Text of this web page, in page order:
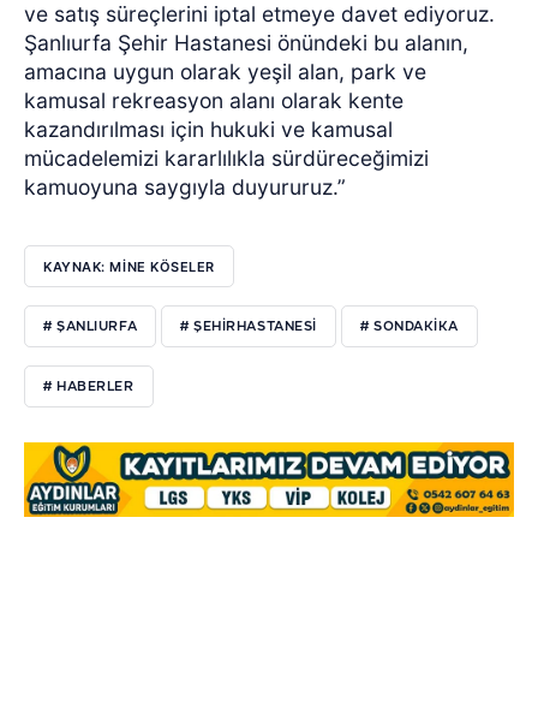
ve satış süreçlerini iptal etmeye davet ediyoruz.
Şanlıurfa Şehir Hastanesi önündeki bu alanın,
amacına uygun olarak yeşil alan, park ve
kamusal rekreasyon alanı olarak kente
kazandırılması için hukuki ve kamusal
mücadelemizi kararlılıkla sürdüreceğimizi
kamuoyuna saygıyla duyururuz.”
KAYNAK: MİNE KÖSELER
# ŞANLIURFA # ŞEHIRHASTANESI # SONDAKIKA
# HABERLER